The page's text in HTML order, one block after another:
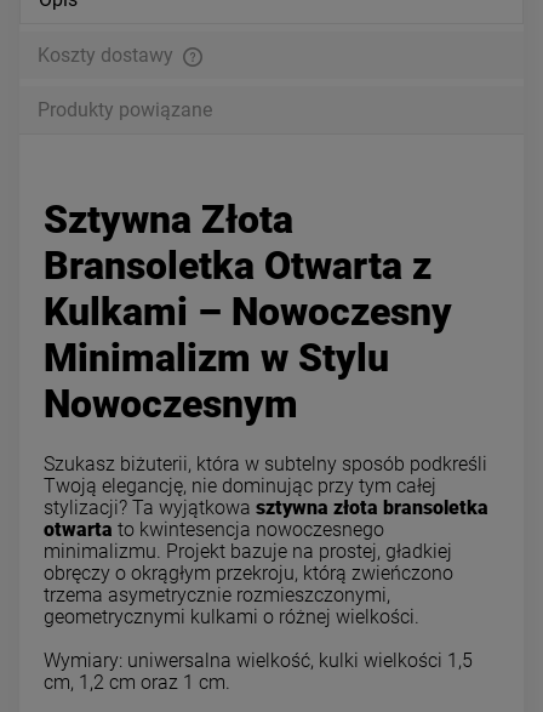
Koszty dostawy
Produkty powiązane
Sztywna Złota
Bransoletka Otwarta z
Kulkami – Nowoczesny
Minimalizm w Stylu
Nowoczesnym
Szukasz biżuterii, która w subtelny sposób podkreśli
Twoją elegancję, nie dominując przy tym całej
stylizacji? Ta wyjątkowa sztywna złota bransoletka
otwarta to kwintesencja nowoczesnego
minimalizmu. Projekt bazuje na prostej, gładkiej
obręczy o okrągłym przekroju, którą zwieńczono
trzema asymetrycznie rozmieszczonymi,
geometrycznymi kulkami o różnej wielkości.
Wymiary: uniwersalna wielkość, kulki wielkości 1,5
cm, 1,2 cm oraz 1 cm.